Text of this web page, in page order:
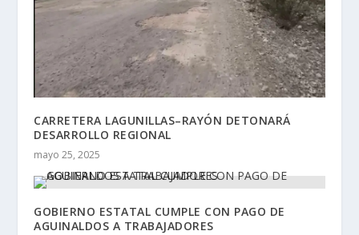
CARRETERA LAGUNILLAS–RAYÓN DETONARÁ
DESARROLLO REGIONAL
mayo 25, 2025
GOBIERNO ESTATAL CUMPLE CON PAGO DE
AGUINALDOS A TRABAJADORES